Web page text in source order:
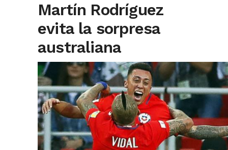
Martín Rodríguez
evita la sorpresa
australiana